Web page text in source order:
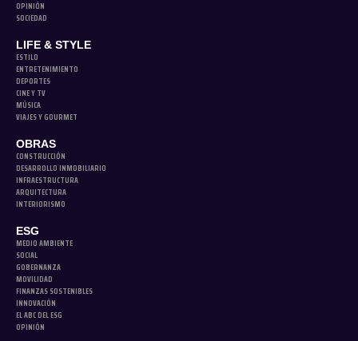
OPINIÓN
SOCIEDAD
LIFE & STYLE
ESTILO
ENTRETENIMIENTO
DEPORTES
CINE Y TV
MÚSICA
VIAJES Y GOURMET
OBRAS
CONSTRUCCIÓN
DESARROLLO INMOBILIARIO
INFRAESTRUCTURA
ARQUITECTURA
INTERIORISMO
ESG
MEDIO AMBIENTE
SOCIAL
GOBERNANZA
MOVILIDAD
FINANZAS SOSTENIBLES
INNOVACIÓN
EL ABC DEL ESG
OPINIÓN